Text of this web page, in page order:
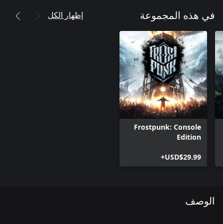
في هذه المجموعة إظهار الكل
Frostpunk: Console
Edition
USD$29.99+
الوصف